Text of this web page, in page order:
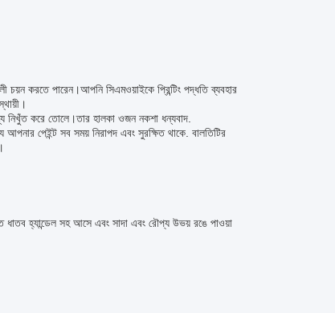
করতে পারেন।আপনি সিএমওয়াইকে প্রিন্টিং পদ্ধতি ব্যবহার
নিখুঁত করে তোলে।তার হালকা ওজন নকশা ধন্যবাদ.
পেইন্ট সব সময় নিরাপদ এবং সুরক্ষিত থাকে. বালতিটির
হ্যান্ডেল সহ আসে এবং সাদা এবং রৌপ্য উভয় রঙে পাওয়া